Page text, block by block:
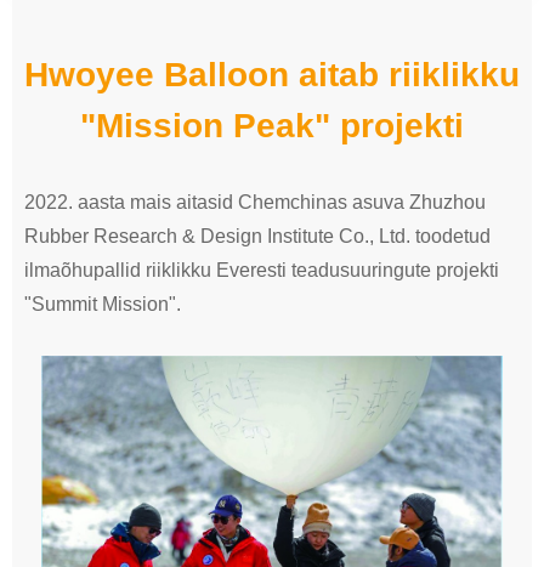
Hwoyee Balloon aitab riiklikku
"Mission Peak" projekti
2022. aasta mais aitasid Chemchinas asuva Zhuzhou
Rubber Research & Design Institute Co., Ltd. toodetud
ilmaõhupallid riiklikku Everesti teadusuuringute projekti
"Summit Mission".